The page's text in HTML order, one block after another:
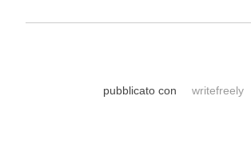
pubblicato con writefreely